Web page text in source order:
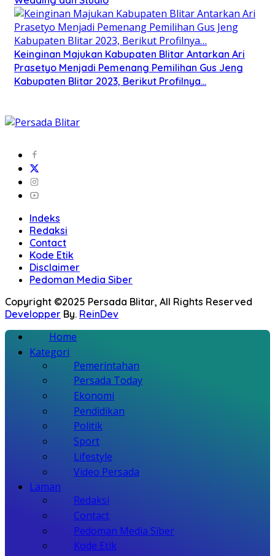
Keinginan Majukan Kabupaten Blitar Antarkan Ari
Prasetyo Menjadi Pemenang Pemilihan Gus Jeng
Kabupaten Blitar 2023, Berikut Profilnya…
Indeks
Redaksi
Contact
Kode Etik
Disclaimer
Pedoman Media Siber
Copyright ©2025 Persada Blitar, All Rights Reserved
Developper By. ReinDev
Home
Kategori
Pemerintahan
Persada Today
Ekonomi
Pendidikan
Politik
Sport
Lifestyle
Video Persada
Laman
Redaksi
Contact
Pedoman Media Siber
Kode Etik